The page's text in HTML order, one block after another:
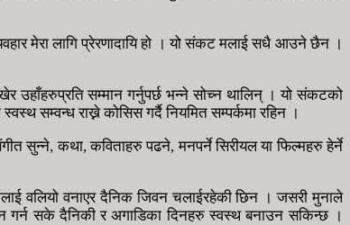
मेरा लागि प्रेरणादायि हो । यो संकट मलाई सधै आउने छैन ।
उहाँहरुप्रति सम्मान गर्नुपर्छ भन्ने सोच्न थालिन् । यो संकटको
सम्वन्ध राख्ने कोसिस गर्दै नियमित सम्पर्कमा रहिन ।
सुन्ने, कथा, कविताहरु पढने, मनपर्ने सिरीयल या फिल्महरु हेर्ने
वलियो वनाएर दैनिक जिवन चलाईरहेकी छिन । जसरी मुनाले
गर्न सके दैनिकी र अगाडिका दिनहरु स्वस्थ बनाउन सकिन्छ ।